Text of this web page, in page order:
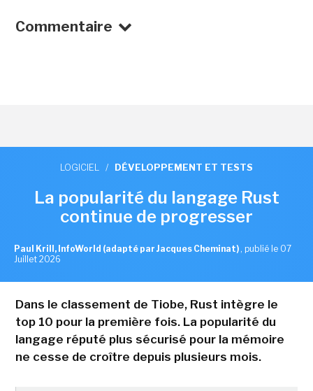
Commentaire
LOGICIEL / DÉVELOPPEMENT ET TESTS
La popularité du langage Rust
continue de progresser
Paul Krill, InfoWorld (adapté par Jacques Cheminat) , publié le 07
Juillet 2026
Dans le classement de Tiobe, Rust intègre le
top 10 pour la première fois. La popularité du
langage réputé plus sécurisé pour la mémoire
ne cesse de croître depuis plusieurs mois.